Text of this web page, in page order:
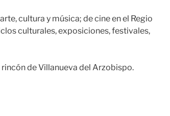
cultura y música; de cine en el Regio
culturales, exposiciones, festivales,
de Villanueva del Arzobispo.